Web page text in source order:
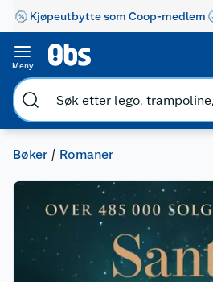
Kjøpeutbytte som Coop-medlem
Meny
Bøker Romaner